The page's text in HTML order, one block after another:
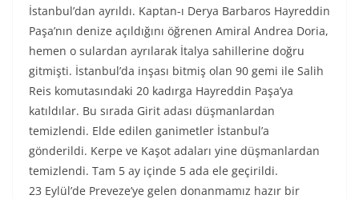
İstanbul’dan ayrıldı. Kaptan-ı Derya Barbaros Hayreddin
Paşa’nın denize açıldığını öğrenen Amiral Andrea Doria,
hemen o sulardan ayrılarak İtalya sahillerine doğru
gitmişti. İstanbul’da inşası bitmiş olan 90 gemi ile Salih
Reis komutasındaki 20 kadırga Hayreddin Paşa’ya
katıldılar. Bu sırada Girit adası düşmanlardan
temizlendi. Elde edilen ganimetler İstanbul’a
gönderildi. Kerpe ve Kaşot adaları yine düşmanlardan
temizlendi. Tam 5 ay içinde 5 ada ele geçirildi.
23 Eylül’de Preveze’ye gelen donanmamız hazır bir